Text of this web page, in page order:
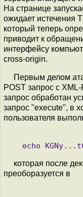
На странице
ожидает истечения
который теперь
приводит к
интерфейсу
cross-origin.
Первым делом
POST запрос с
запрос обработан
запрос "execute", в
пользователя
которая после
преоборазуется в